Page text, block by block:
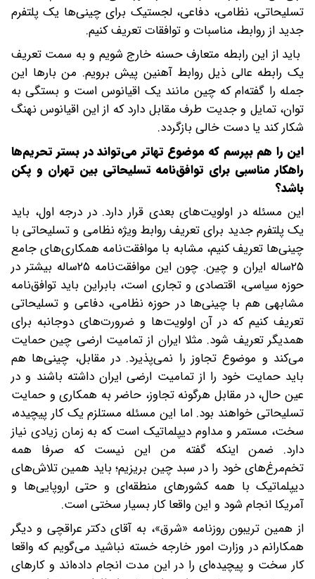
تسلیحاتی، نظامی، دفاعی، لجستیک برای چینی‌ها یک پلتفرم
جدید از روابط، مناسبات و توافقات تعریف کنیم.
باید از این رابطه متعارف حسنه خارج شویم و به سمت تعریف
یک رابطه عالی ذیل روابط آهنین پیش برویم. من بارها این
جمله را گفته‌ام که چین مانند یک اقیانوس است و بستگی به
توان، تمایل و جدیت طرف مقابل دارد که از این اقیانوس نهنگ
شکار کند یا دست خالی بازگردد.
‌‌این را هم بپرسم که موضوع تهاتر می‌تواند در بستر تحریم‌ها
راهکار مناسبی برای توافق‌نامه تسلیحاتی بین تهران و پکن
باشد؟
این مسئله در اولویت‌های بعدی قرار دارد. در درجه اول، باید
یک پلتفرم جدید برای تعریف روابط ویژه نظامی و تسلیحاتی با
چینی‌ها تعریف کنیم، مشابه با موافقت‌نامه همکاری‌های جامع
۲۵‌ساله ایران و چین. چون این موافقت‌نامه ۲۵‌ساله بیشتر در
حوزه سیاسی، اقتصادی و تجاری است، بابراین باید توافق‌نامه
مشابهی هم با چینی‌ها در حوزه نظامی، دفاعی و تسلیحاتی
تعریف کنیم که در آن اولویت‌ها و ضرورت‌های دوجانبه برای
همدیگر تعریف شود. مثلا ایران از تمامیت ارضی چین حمایت
می‌کند و موضوع تجاوز را نمی‌پذیرد. در مقابل، چینی‌ها هم
باید حمایت خود را از تمامیت ارضی ایران داشته باشند و در
عین حال، در مقابل هرگونه تجاوز، حاضر به همکاری و حمایت
تسلیحاتی خواهند بود. اما این مسئله مستلزم یک کار پیچیده،
سخت، مستمر و مداوم دیپلماتیک است که به زمان زیادی نیاز
دارد. ضمن اینکه گفته من این نیست که صرفا همه
تخم‌مرغ‌های خود را در سبد چین بریزیم؛ باید همین تلاش‌های
دیپلماتیک با همه کشورهای منطقه‌ای و حتی اروپایی‌ها و
آمریکا انجام شود و این واقعا کار بسیار سختی است.
از همین تریبون روزنامه «شرق»، به آقای دکتر عراقچی و دیگر
همکارانم در وزارت امور خارجه خسته نباشید می‌گویم که واقعا
کار سخت و پیچیده‌ای را در این مدت انجام داده‌اند و کارهای